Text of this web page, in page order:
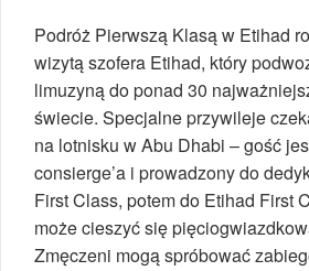
Podróż Pierwszą Klasą w Etihad
wizytą szofera Etihad, który
limuzyną do ponad 30
świecie. Specjalne przywileje
na lotnisku w Abu Dhabi – gość
consierge’a i prowadzony do
First Class, potem do Etihad First
może cieszyć się
Zmęczeni mogą spróbować